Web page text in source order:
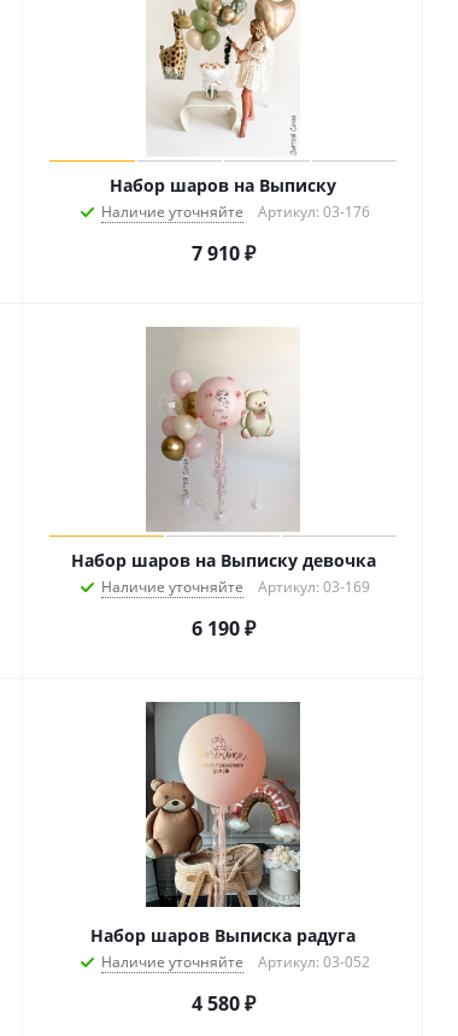
Набор шаров на Выписку
Наличие уточняйте Артикул: 03-176
7 910₽
Набор шаров на Выписку девочка
Наличие уточняйте Артикул: 03-169
6 190₽
Набор шаров Выписка радуга
Наличие уточняйте Артикул: 03-052
4 580₽